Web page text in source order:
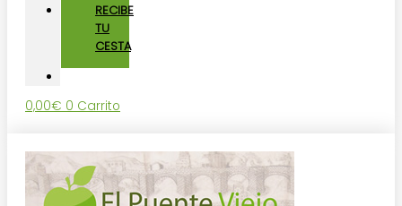
RECIBE
TU
CESTA
0,00€ 0 Carrito